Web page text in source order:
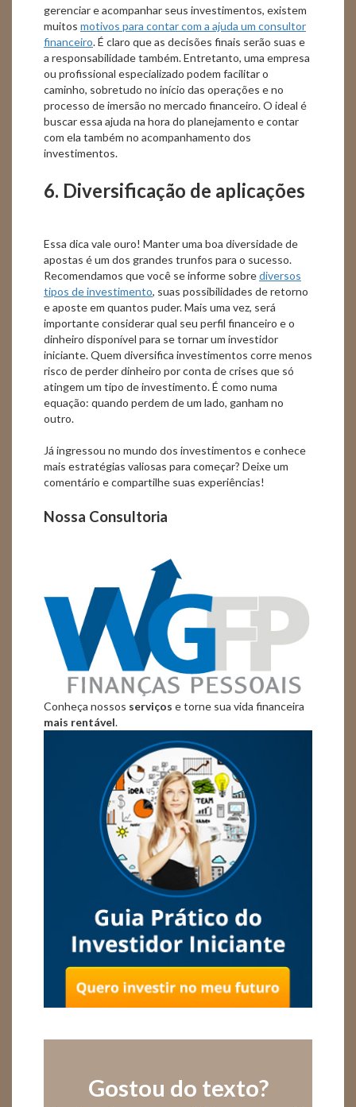
gerenciar e acompanhar seus investimentos, existem
muitos motivos para contar com a ajuda um consultor
financeiro. É claro que as decisões finais serão suas e
a responsabilidade também. Entretanto, uma empresa
ou profissional especializado podem facilitar o
caminho, sobretudo no início das operações e no
processo de imersão no mercado financeiro. O ideal é
buscar essa ajuda na hora do planejamento e contar
com ela também no acompanhamento dos
investimentos.
6. Diversificação de aplicações
Essa dica vale ouro! Manter uma boa diversidade de
apostas é um dos grandes trunfos para o sucesso.
Recomendamos que você se informe sobrediversos
tipos de investimento, suas possibilidades de retorno
e aposte em quantos puder. Mais uma vez, será
importante considerar qual seu perfil financeiro e o
dinheiro disponível para se tornar um investidor
iniciante. Quem diversifica investimentos corre menos
risco de perder dinheiro por conta de crises que só
atingem um tipo de investimento. É como numa
equação: quando perdem de um lado, ganham no
outro.
Já ingressou no mundo dos investimentos e conhece
mais estratégias valiosas para começar? Deixe um
comentário e compartilhe suas experiências!
Nossa Consultoria
Conheça nossos serviços e torne sua vida financeira
mais rentável.
Gostou do texto?